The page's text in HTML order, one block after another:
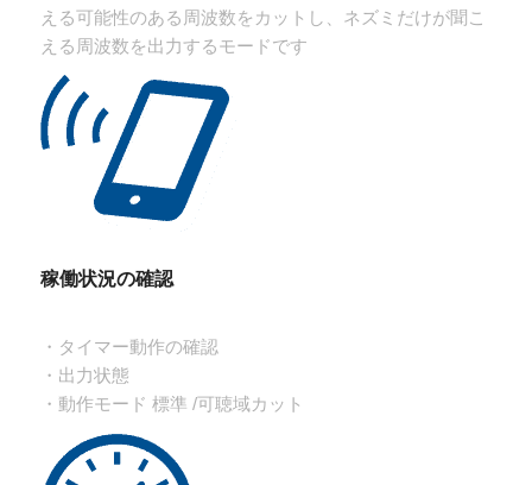
える可能性のある周波数をカットし、ネズミだけが聞こ
える周波数を出力するモードです
稼働状況の確認
・タイマー動作の確認
・出力状態
・動作モード 標準 /可聴域カット